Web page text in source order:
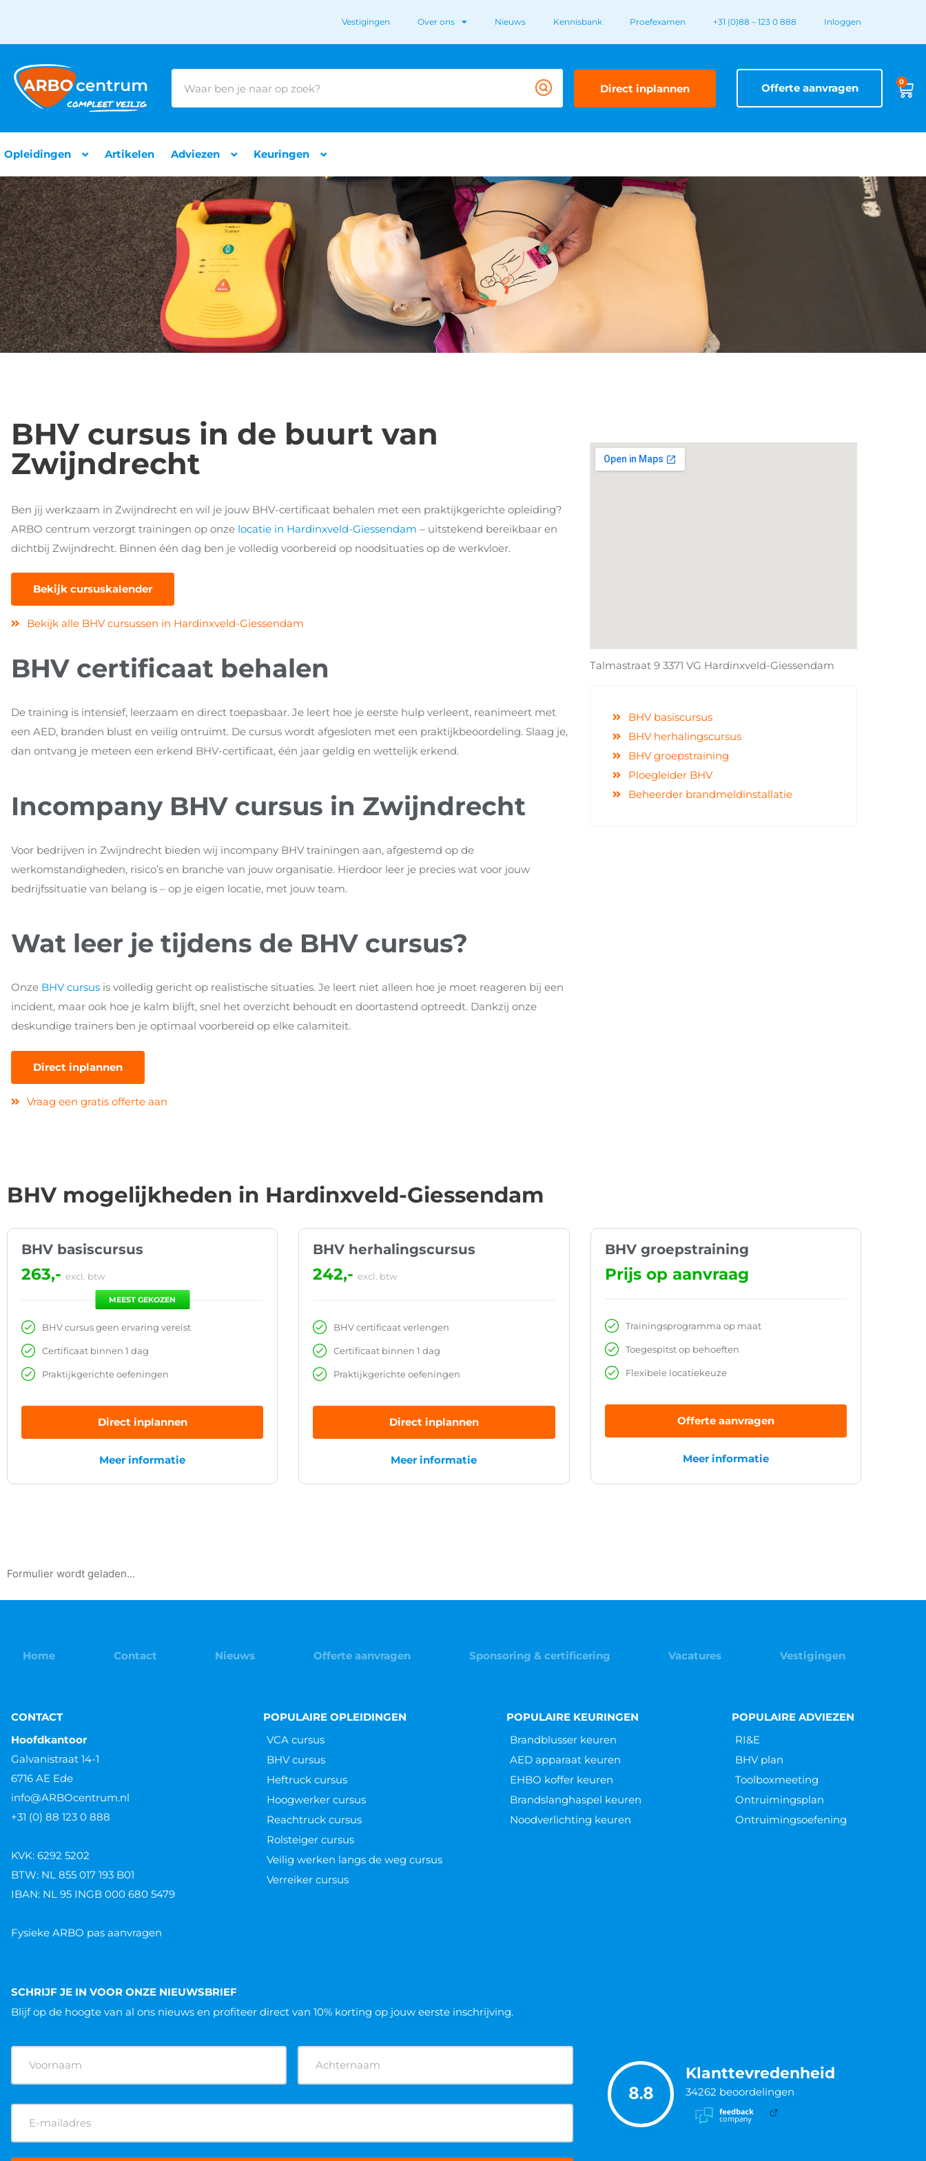
Vestigingen Over ons Nieuws Kennisbank Proefexamen +31 (0)88 – 123 0 888 Inloggen
Direct inplannen Offerte aanvragen 0
Opleidingen Artikelen Adviezen Keuringen
BHV cursus in de buurt van
Zwijndrecht
Ben jij werkzaam in Zwijndrecht en wil je jouw BHV-certificaat behalen met een praktijkgerichte opleiding?
ARBO centrum verzorgt trainingen op onze locatie in Hardinxveld-Giessendam – uitstekend bereikbaar en
dichtbij Zwijndrecht. Binnen één dag ben je volledig voorbereid op noodsituaties op de werkvloer.
Bekijk cursuskalender
Bekijk alle BHV cursussen in Hardinxveld-Giessendam
BHV certificaat behalen
De training is intensief, leerzaam en direct toepasbaar. Je leert hoe je eerste hulp verleent, reanimeert met
een AED, branden blust en veilig ontruimt. De cursus wordt afgesloten met een praktijkbeoordeling. Slaag je,
dan ontvang je meteen een erkend BHV-certificaat, één jaar geldig en wettelijk erkend.
Incompany BHV cursus in Zwijndrecht
Voor bedrijven in Zwijndrecht bieden wij incompany BHV trainingen aan, afgestemd op de
werkomstandigheden, risico’s en branche van jouw organisatie. Hierdoor leer je precies wat voor jouw
bedrijfssituatie van belang is – op je eigen locatie, met jouw team.
Wat leer je tijdens de BHV cursus?
Onze BHV cursus is volledig gericht op realistische situaties. Je leert niet alleen hoe je moet reageren bij een
incident, maar ook hoe je kalm blijft, snel het overzicht behoudt en doortastend optreedt. Dankzij onze
deskundige trainers ben je optimaal voorbereid op elke calamiteit.
Direct inplannen
Vraag een gratis offerte aan
Talmastraat 9 3371 VG Hardinxveld-Giessendam
BHV basiscursus
BHV herhalingscursus
BHV groepstraining
Ploegleider BHV
Beheerder brandmeldinstallatie
BHV mogelijkheden in Hardinxveld-Giessendam
BHV basiscursus
263,- excl. btw
MEEST GEKOZEN
BHV cursus geen ervaring vereist
Certificaat binnen 1 dag
Praktijkgerichte oefeningen
Direct inplannen
Meer informatie
BHV herhalingscursus
242,- excl. btw
BHV certificaat verlengen
Certificaat binnen 1 dag
Praktijkgerichte oefeningen
Direct inplannen
Meer informatie
BHV groepstraining
Prijs op aanvraag
Trainingsprogramma op maat
Toegespitst op behoeften
Flexibele locatiekeuze
Offerte aanvragen
Meer informatie
Formulier wordt geladen...
Home Contact Nieuws Offerte aanvragen Sponsoring & certificering Vacatures Vestigingen
CONTACT
Hoofdkantoor
Galvanistraat 14-1
6716 AE Ede
info@ARBOcentrum.nl
+31 (0) 88 123 0 888
KVK: 6292 5202
BTW: NL 855 017 193 B01
IBAN: NL 95 INGB 000 680 5479
Fysieke ARBO pas aanvragen
POPULAIRE OPLEIDINGEN
VCA cursus
BHV cursus
Heftruck cursus
Hoogwerker cursus
Reachtruck cursus
Rolsteiger cursus
Veilig werken langs de weg cursus
Verreiker cursus
POPULAIRE KEURINGEN
Brandblusser keuren
AED apparaat keuren
EHBO koffer keuren
Brandslanghaspel keuren
Noodverlichting keuren
POPULAIRE ADVIEZEN
RI&E
BHV plan
Toolboxmeeting
Ontruimingsplan
Ontruimingsoefening
SCHRIJF JE IN VOOR ONZE NIEUWSBRIEF
Blijf op de hoogte van al ons nieuws en profiteer direct van 10% korting op jouw eerste inschrijving.
E-
mailadres
(Vereist)
8.8
Klanttevredenheid
34262 beoordelingen